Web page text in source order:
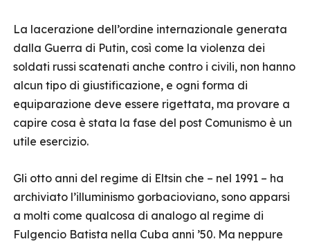
La lacerazione dell’ordine internazionale generata
dalla Guerra di Putin, così come la violenza dei
soldati russi scatenati anche contro i civili, non hanno
alcun tipo di giustificazione, e ogni forma di
equiparazione deve essere rigettata, ma provare a
capire cosa è stata la fase del post Comunismo è un
utile esercizio.
Gli otto anni del regime di Eltsin che – nel 1991 – ha
archiviato l’illuminismo gorbacioviano, sono apparsi
a molti come qualcosa di analogo al regime di
Fulgencio Batista nella Cuba anni ’50. Ma neppure